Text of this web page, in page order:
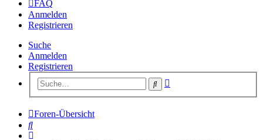
FAQ
Anmelden
Registrieren
Suche
Anmelden
Registrieren
Suche
Foren-Übersicht
Suche